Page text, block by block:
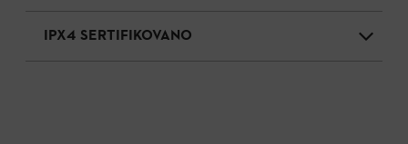
IPX4 SERTIFIKOVANO